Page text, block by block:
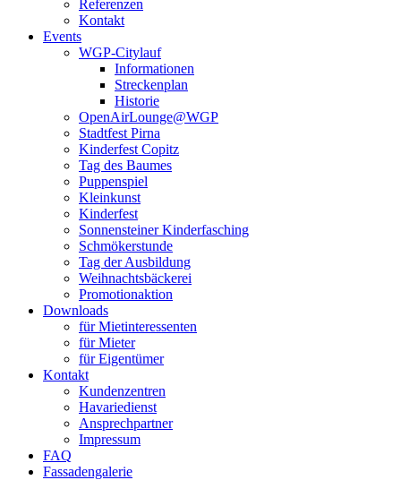
Referenzen
Kontakt
Events
WGP-Citylauf
Informationen
Streckenplan
Historie
OpenAirLounge@WGP
Stadtfest Pirna
Kinderfest Copitz
Tag des Baumes
Puppenspiel
Kleinkunst
Kinderfest
Sonnensteiner Kinderfasching
Schmökerstunde
Tag der Ausbildung
Weihnachtsbäckerei
Promotionaktion
Downloads
für Mietinteressenten
für Mieter
für Eigentümer
Kontakt
Kundenzentren
Havariedienst
Ansprechpartner
Impressum
FAQ
Fassadengalerie